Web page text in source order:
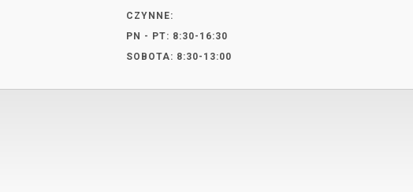
CZYNNE:
PN - PT: 8:30-16:30
SOBOTA: 8:30-13:00